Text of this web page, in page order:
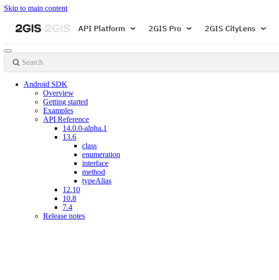
Skip to main content
API Platform 2GIS Pro 2GIS CityLens
Search
Android SDK
Overview
Getting started
Examples
API Reference
14.0.0-alpha.1
13.6
class
enumeration
interface
method
typeAlias
12.10
10.8
7.4
Release notes